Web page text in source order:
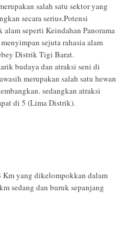
salah satu sektor yang
secara serius.Potensi
seperti Keindahan Panorama
sejuta rahasia alam
Distrik Tigi Barat.
budaya dan atraksi seni di
merupakan salah satu hewan
sedangkan atraksi
di 5 (Lima Distrik).
Km yang dikelompokkan dalam
sedang dan buruk sepanjang